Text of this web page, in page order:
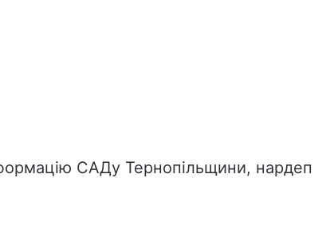
САДу Тернопільщини, нардеп